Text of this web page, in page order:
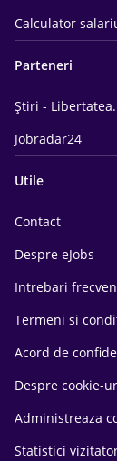
Calculator
Parteneri
Știri -
Jobradar24
Utile
Contact
Despre eJobs
Intrebari
Termeni si
Acord de
Despre cookie-
Administreaza
Statistici